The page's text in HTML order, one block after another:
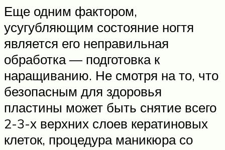
Еще одним фактором,
усугубляющим состояние ногтя
является его неправильная
обработка — подготовка к
наращиванию. Не смотря на то, что
безопасным для здоровья
пластины может быть снятие всего
2-3-х верхних слоев кератиновых
клеток, процедура маникюра со